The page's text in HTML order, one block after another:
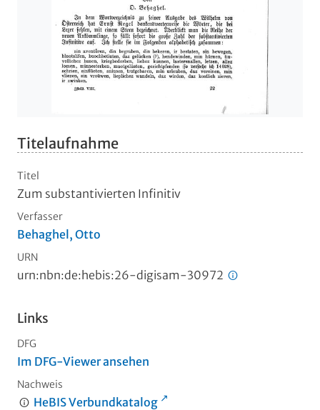
Titelaufnahme
Titel
Zum substantivierten Infinitiv
Verfasser
Behaghel, Otto
URN
urn:nbn:de:hebis:26-digisam-30972
Links
DFG
Im DFG-Viewer ansehen
Nachweis
HeBIS Verbundkatalog